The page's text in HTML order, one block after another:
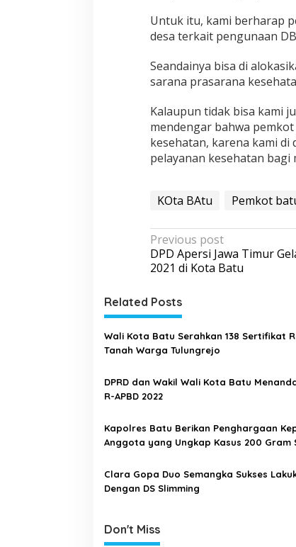
Untuk itu, kami berharap
desa terkait pengunaan
Seandainya bisa di
sarana prasarana
Kalaupun tidak bisa kami
mendengar bahwa
kesehatan, karena kami
pelayanan kesehatan bagi
KOta BAtu Pemkot
P
o
t
n
a
v
i
g
a
t
o
Previous post
DPD Apersi Jawa Timur
2021 di Kota Batu
Related Posts
Wali Kota Batu Serahkan 138 Sertifikat
Tanah Warga Tulungrejo
DPRD dan Wakil Wali Kota Batu
R-APBD 2022
Kapolres Batu Berikan Penghargaan
Anggota yang Ungkap Kasus 200 Gram
Clara Gopa Duo Semangka Sukses
Dengan DS Slimming
Don't Miss